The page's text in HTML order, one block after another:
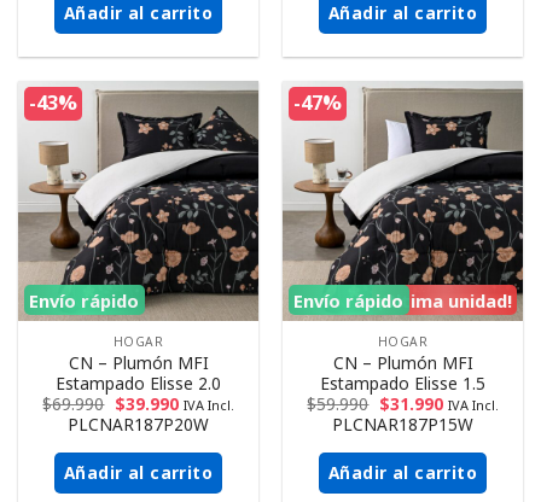
Añadir al carrito Añadir al carrito
-43%
Envío rápido
HOGAR
CN – Plumón MFI
Estampado Elisse 2.0
$69.990 $39.990 IVA Incl.
PLCNAR187P20W
Añadir al carrito
-47%
¡Ultima unidad!
Envío rápido
HOGAR
CN – Plumón MFI
Estampado Elisse 1.5
$59.990 $31.990 IVA Incl.
PLCNAR187P15W
Añadir al carrito